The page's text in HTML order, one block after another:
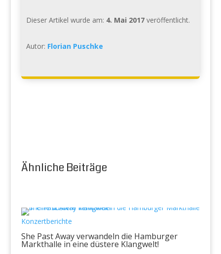
Dieser Artikel wurde am: 4. Mai 2017veröffentlicht.
Autor: Florian Puschke
Ähnliche Beiträge
Konzertberichte
She Past Away verwandeln die Hamburger
Markthalle in eine düstere Klangwelt!